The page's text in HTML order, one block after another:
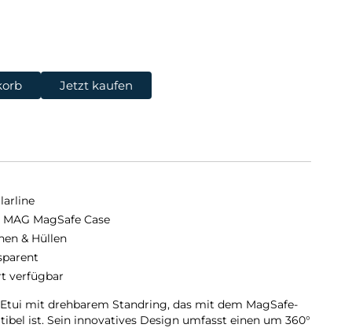
Jetzt kaufen
MAG MagSafe Case
& Hüllen
verfügbar
mit drehbarem Standring, das mit dem MagSafe-
ist. Sein innovatives Design umfasst einen um 360°